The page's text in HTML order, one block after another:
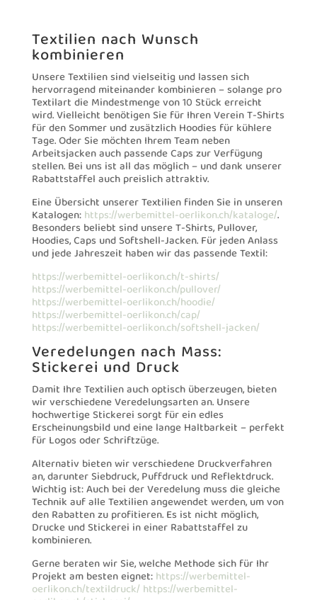
Textilien nach Wunsch
kombinieren
Unsere Textilien sind vielseitig und lassen sich
hervorragend miteinander kombinieren – solange pro
Textilart die Mindestmenge von 10 Stück erreicht
wird. Vielleicht benötigen Sie für Ihren Verein T-Shirts
für den Sommer und zusätzlich Hoodies für kühlere
Tage. Oder Sie möchten Ihrem Team neben
Arbeitsjacken auch passende Caps zur Verfügung
stellen. Bei uns ist all das möglich – und dank unserer
Rabattstaffel auch preislich attraktiv.
Eine Übersicht unserer Textilien finden Sie in unseren
Katalogen:https://werbemittel-oerlikon.ch/kataloge/.
Besonders beliebt sind unsere T-Shirts, Pullover,
Hoodies, Caps und Softshell-Jacken. Für jeden Anlass
und jede Jahreszeit haben wir das passende Textil:
https://werbemittel-oerlikon.ch/t-shirts/
https://werbemittel-oerlikon.ch/pullover/
https://werbemittel-oerlikon.ch/hoodie/
https://werbemittel-oerlikon.ch/cap/
https://werbemittel-oerlikon.ch/softshell-jacken/
Veredelungen nach Mass:
Stickerei und Druck
Damit Ihre Textilien auch optisch überzeugen, bieten
wir verschiedene Veredelungsarten an. Unsere
hochwertige Stickerei sorgt für ein edles
Erscheinungsbild und eine lange Haltbarkeit – perfekt
für Logos oder Schriftzüge.
Alternativ bieten wir verschiedene Druckverfahren
an, darunter Siebdruck, Puffdruck und Reflektdruck.
Wichtig ist: Auch bei der Veredelung muss die gleiche
Technik auf alle Textilien angewendet werden, um von
den Rabatten zu profitieren. Es ist nicht möglich,
Drucke und Stickerei in einer Rabattstaffel zu
kombinieren.
Gerne beraten wir Sie, welche Methode sich für Ihr
Projekt am besten eignet:https://werbemittel-
oerlikon.ch/textildruck/ https://werbemittel-